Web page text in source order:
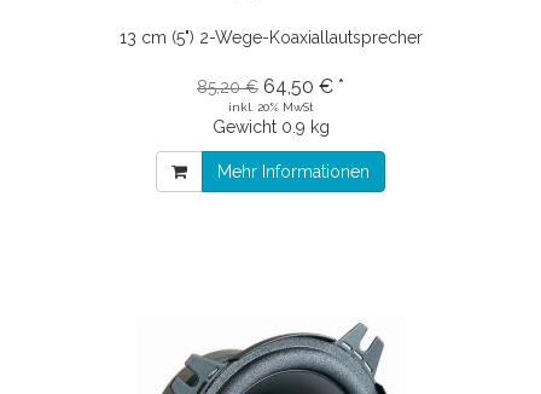
13 cm (5") 2-Wege-Koaxiallautsprecher
85,20 € 64,50 € *
inkl. 20% MwSt
Gewicht 0.9 kg
Mehr Informationen